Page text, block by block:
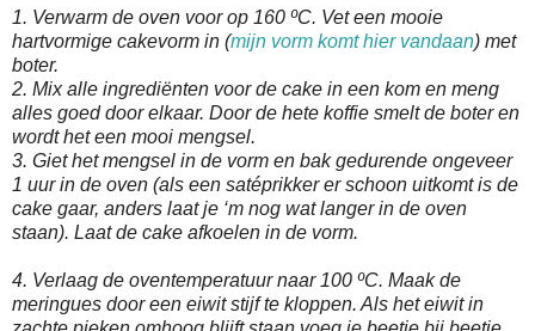
1. Verwarm de oven voor op 160 ºC. Vet een mooie
hartvormige cakevorm in (mijn vorm komt hier vandaan) met
boter.
2. Mix alle ingrediënten voor de cake in een kom en meng
alles goed door elkaar. Door de hete koffie smelt de boter en
wordt het een mooi mengsel.
3. Giet het mengsel in de vorm en bak gedurende ongeveer
1 uur in de oven (als een satéprikker er schoon uitkomt is de
cake gaar, anders laat je ‘m nog wat langer in de oven
staan). Laat de cake afkoelen in de vorm.
4. Verlaag de oventemperatuur naar 100 ºC. Maak de
meringues door een eiwit stijf te kloppen. Als het eiwit in